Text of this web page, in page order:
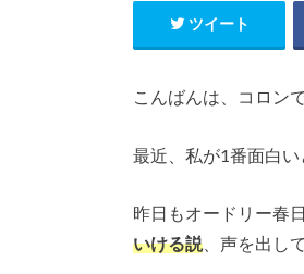
ツイート
こんばんは、コロン
最近、私が1番面白
昨日もオードリー春
いける説、声を出し